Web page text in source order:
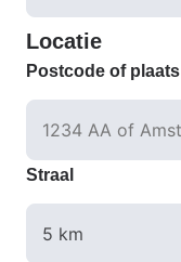
Locatie
Postcode of plaats
Straal